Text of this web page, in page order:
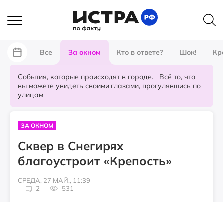
Все За окном Кто в ответе? Шок!
События, которые происходят в городе. Всё то, что
вы можете увидеть своими глазами, прогулявшись по
улицам
ЗА ОКНОМ
Сквер в Снегирях
благоустроит «Крепость»
СРЕДА, 27 МАЙ., 11:39
2
531